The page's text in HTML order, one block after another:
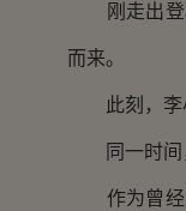
刚走出登机
而来。
此刻，李小
同一时间，
作为曾经世